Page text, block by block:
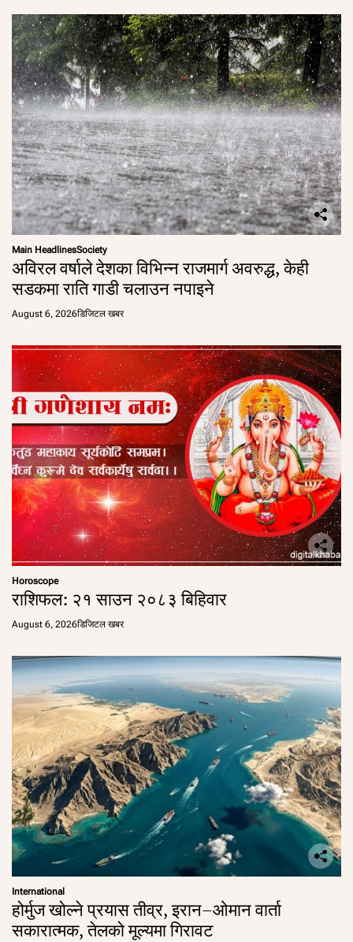
Main HeadlinesSociety
अविरल वर्षाले देशका विभिन्न राजमार्ग अवरुद्ध, केही
सडकमा राति गाडी चलाउन नपाइने
August 6, 2026डिजिटल खबर
Horoscope
राशिफल: २१ साउन २०८३ बिहिवार
August 6, 2026डिजिटल खबर
International
होर्मुज खोल्ने प्रयास तीव्र, इरान–ओमान वार्ता
सकारात्मक, तेलको मूल्यमा गिरावट